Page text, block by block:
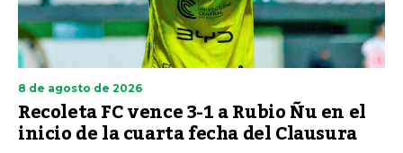
8 de agosto de 2026
Recoleta FC vence 3-1 a Rubio Ñu en el
inicio de la cuarta fecha del Clausura